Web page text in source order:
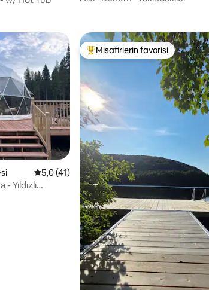
en beğenilenler arasında
5 üzerinden ortalama 5,0 puan, 41
5,0 (41)
Yıldızlı
Misafirlerin favorilerinden en
Misafirlerin favorisi